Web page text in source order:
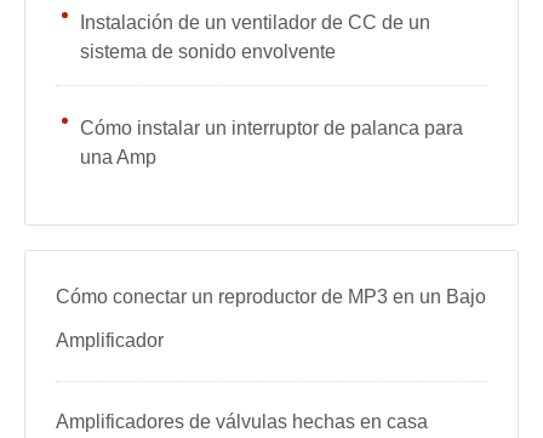
Instalación de un ventilador de CC de un
sistema de sonido envolvente
Cómo instalar un interruptor de palanca para
una Amp
Cómo conectar un reproductor de MP3 en un Bajo
Amplificador
Amplificadores de válvulas hechas en casa